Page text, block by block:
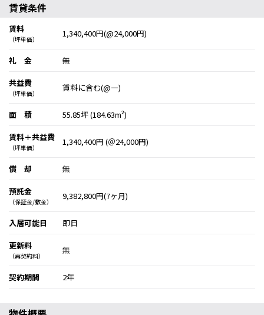
賃貸条件
賃料
（坪単価）
1,340,400円(@24,000円)
礼 金
無
共益費
（坪単価）
賃料に含む(@―)
面 積
55.85坪 (184.63m²)
賃料＋共益費
（坪単価）
1,340,400円 (＠24,000円)
償 却
無
預託金
（保証金/敷金）
9,382,800円(7ヶ月)
入居可能日
即日
更新料
（再契約料）
無
契約期間 2年